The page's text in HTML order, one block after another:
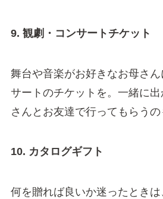
9. 観劇・コンサートチケット
舞台や音楽がお好きなお母さ
サートのチケットを。一緒に
さんとお友達で行ってもらうの
10. カタログギフト
何を贈れば良いか迷ったとき